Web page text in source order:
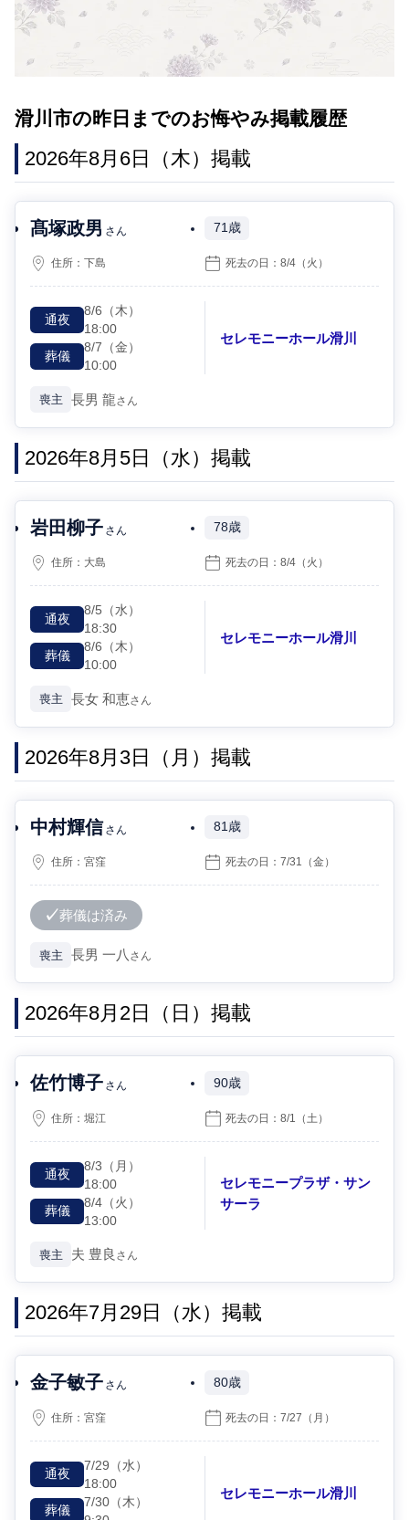
滑川市の昨日までのお悔やみ掲載履歴
2026年8月6日（木）掲載
髙塚政男 さん 71歳
住所：下島 死去の日：8/4 （火）
通夜
8/6 （木）
18:00
葬儀
8/7 （金）
10:00
セレモニーホール滑川
喪主 長男 龍さん
2026年8月5日（水）掲載
岩田柳子 さん 78歳
住所： 大島 死去の日：8/4 （火）
通夜
8/5 （水）
18:30
葬儀
8/6 （木）
10:00
セレモニーホール滑川
喪主 長女 和恵さん
2026年8月3日（月）掲載
中村輝信 さん 81歳
住所：宮窪 死去の日：7/31 （金）
葬儀は済み
喪主 長男 一八 さん
2026年8月2日（日）掲載
佐竹博子 さん 90歳
住所：堀江 死去の日：8/1 （土）
通夜
8/3 （月）
18:00
葬儀
8/4 （火）
13:00
セレモニープラザ・サン
サーラ
喪主 夫 豊良 さん
2026年7月29日（水）掲載
金子敏子 さん 80歳
住所：宮窪 死去の日：7/27 （月）
通夜
7/29 （水）
18:00
葬儀
7/30 （木）
セレモニーホール滑川